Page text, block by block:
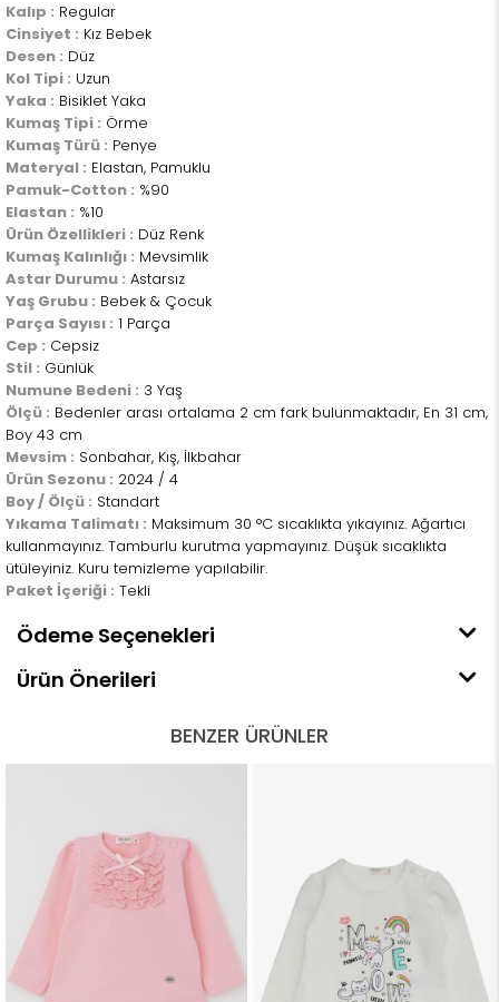
Kalıp : Regular
Cinsiyet : Kız Bebek
Desen : Düz
Kol Tipi : Uzun
Yaka : Bisiklet Yaka
Kumaş Tipi : Örme
Kumaş Türü : Penye
Materyal : Elastan, Pamuklu
Pamuk-Cotton : %90
Elastan : %10
Ürün Özellikleri : Düz Renk
Kumaş Kalınlığı : Mevsimlik
Astar Durumu : Astarsız
Yaş Grubu : Bebek & Çocuk
Parça Sayısı : 1 Parça
Cep : Cepsiz
Stil : Günlük
Numune Bedeni : 3 Yaş
Ölçü : Bedenler arası ortalama 2 cm fark bulunmaktadır, En 31 cm,
Boy 43 cm
Mevsim : Sonbahar, Kış, İlkbahar
Ürün Sezonu : 2024 / 4
Boy / Ölçü : Standart
Yıkama Talimatı : Maksimum 30 °C sıcaklıkta yıkayınız. Ağartıcı
kullanmayınız. Tamburlu kurutma yapmayınız. Düşük sıcaklıkta
ütüleyiniz. Kuru temizleme yapılabilir.
Paket İçeriği : Tekli
Ödeme Seçenekleri
Ürün Önerileri
BENZER ÜRÜNLER